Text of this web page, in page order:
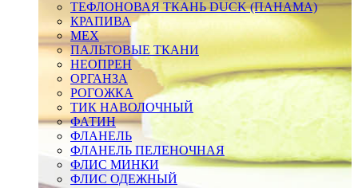
ТЕФЛОНОВАЯ ТКАНЬ DUCK (ПАНАМА)
КРАПИВА
МЕХ
ПАЛЬТОВЫЕ ТКАНИ
НЕОПРЕН
ОРГАНЗА
РОГОЖКА
ТИК НАВОЛОЧНЫЙ
ФАТИН
ФЛАНЕЛЬ
ФЛАНЕЛЬ ПЕЛЕНОЧНАЯ
ФЛИС МИНКИ
ФЛИС ОДЕЖНЫЙ